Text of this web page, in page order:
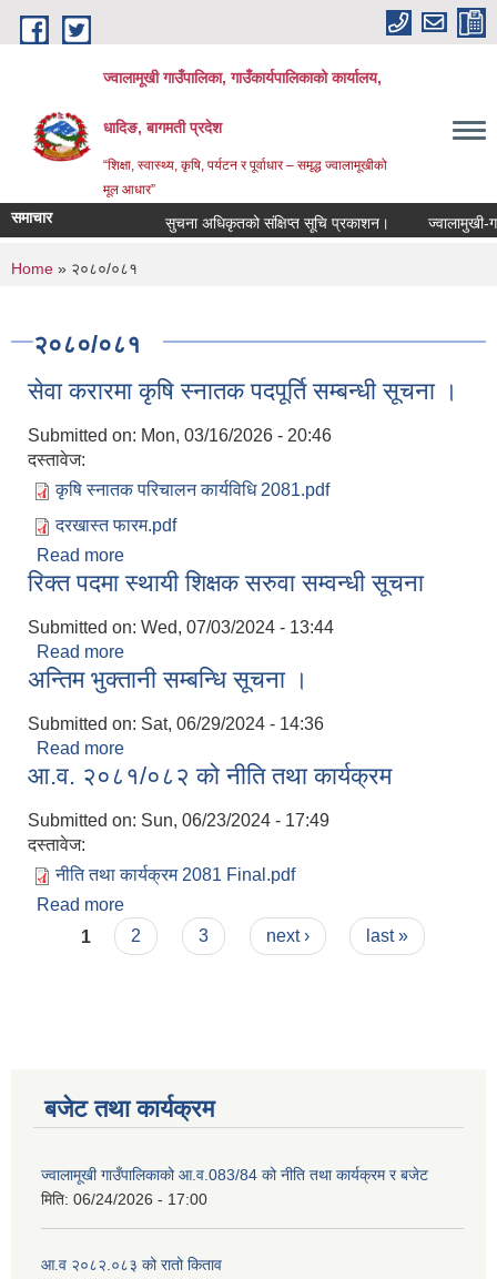
Skip to main content
ज्वालामूखी गाउँपालिका, गाउँकार्यपालिकाको कार्यालय,
धादिङ, बागमती प्रदेश
“शिक्षा, स्वास्थ्य, कृषि, पर्यटन र पूर्वाधार – समृद्ध ज्वालामूखीको
मूल आधार”
समाचार सुचना अधिकृतको संक्षिप्त सूचि प्रकाशन। ज्वालामुखी-
You are here
Home » २०८०/०८१
२०८०/०८१
सेवा करारमा कृषि स्नातक पदपूर्ति सम्बन्धी सूचना ।
Submitted on: Mon, 03/16/2026 - 20:46
दस्तावेज:
कृषि स्नातक परिचालन कार्यविधि 2081.pdf
दरखास्त फारम.pdf
Read more
रिक्त पदमा स्थायी शिक्षक सरुवा सम्वन्धी सूचना
Submitted on: Wed, 07/03/2024 - 13:44
Read more
अन्तिम भुक्तानी सम्बन्धि सूचना ।
Submitted on: Sat, 06/29/2024 - 14:36
Read more
आ.व. २०८१/०८२ को नीति तथा कार्यक्रम
Submitted on: Sun, 06/23/2024 - 17:49
दस्तावेज:
नीति तथा कार्यक्रम 2081 Final.pdf
Read more
Pages
1 2 3 next › last »
बजेट तथा कार्यक्रम
ज्वालामूखी गाउँपालिकाको आ.व.083/84 को नीति तथा कार्यक्रम र बजेट
मिति: 06/24/2026 - 17:00
आ.व २०८२.०८३ को रातो किताव